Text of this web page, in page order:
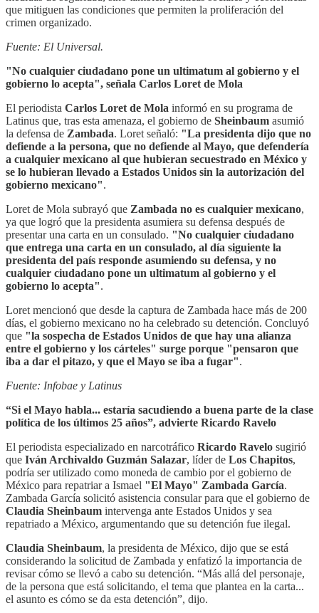
que mitiguen las condiciones que permiten la proliferación del
crimen organizado.
Fuente: El Universal.
"No cualquier ciudadano pone un ultimatum al gobierno y el
gobierno lo acepta", señala Carlos Loret de Mola
El periodista Carlos Loret de Mola informó en su programa de
Latinus que, tras esta amenaza, el gobierno de Sheinbaum asumió
la defensa de Zambada. Loret señaló: "La presidenta dijo que no
defiende a la persona, que no defiende al Mayo, que defendería
a cualquier mexicano al que hubieran secuestrado en México y
se lo hubieran llevado a Estados Unidos sin la autorización del
gobierno mexicano".
Loret de Mola subrayó que Zambada no es cualquier mexicano,
ya que logró que la presidenta asumiera su defensa después de
presentar una carta en un consulado. "No cualquier ciudadano
que entrega una carta en un consulado, al día siguiente la
presidenta del país responde asumiendo su defensa, y no
cualquier ciudadano pone un ultimatum al gobierno y el
gobierno lo acepta".
Loret mencionó que desde la captura de Zambada hace más de 200
días, el gobierno mexicano no ha celebrado su detención. Concluyó
que "la sospecha de Estados Unidos de que hay una alianza
entre el gobierno y los cárteles" surge porque "pensaron que
iba a dar el pitazo, y que el Mayo se iba a fugar".
Fuente: Infobae y Latinus
“Si el Mayo habla... estaría sacudiendo a buena parte de la clase
política de los últimos 25 años”, advierte Ricardo Ravelo
El periodista especializado en narcotráfico Ricardo Ravelo sugirió
que Iván Archivaldo Guzmán Salazar, líder de Los Chapitos,
podría ser utilizado como moneda de cambio por el gobierno de
México para repatriar a Ismael "El Mayo" Zambada García.
Zambada García solicitó asistencia consular para que el gobierno de
Claudia Sheinbaum intervenga ante Estados Unidos y sea
repatriado a México, argumentando que su detención fue ilegal.
Claudia Sheinbaum, la presidenta de México, dijo que se está
considerando la solicitud de Zambada y enfatizó la importancia de
revisar cómo se llevó a cabo su detención. “Más allá del personaje,
de la persona que está solicitando, el tema que plantea en la carta...
el asunto es cómo se da esta detención”, dijo.